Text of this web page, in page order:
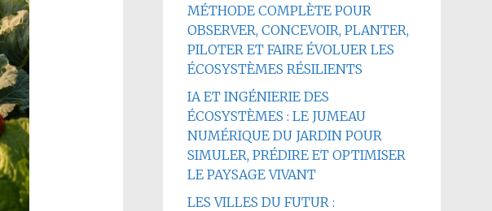
MÉTHODE COMPLÈTE POUR
OBSERVER, CONCEVOIR, PLANTER,
PILOTER ET FAIRE ÉVOLUER LES
ÉCOSYSTÈMES RÉSILIENTS
IA ET INGÉNIERIE DES
ÉCOSYSTÈMES : LE JUMEAU
NUMÉRIQUE DU JARDIN POUR
SIMULER, PRÉDIRE ET OPTIMISER
LE PAYSAGE VIVANT
LES VILLES DU FUTUR :